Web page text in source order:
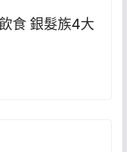
食 銀髮族4大